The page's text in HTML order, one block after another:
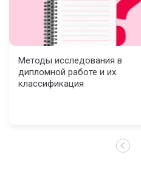
Методы исследования в
дипломной работе и их
классификация